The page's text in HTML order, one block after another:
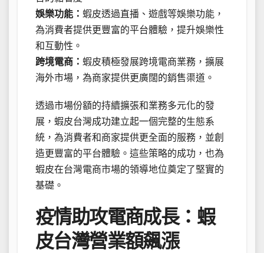
娛樂功能： 蝦皮透過直播、遊戲等娛樂功能，
為消費者提供更豐富的平台體驗，提升娛樂性
和互動性。
跨境電商： 蝦皮積極發展跨境電商業務，擴展
海外市場，為商家提供更廣闊的銷售渠道。
透過市場份額的持續擴張和業務多元化的發
展，蝦皮台灣成功建立起一個完整的生態系
統，為消費者和商家提供更全面的服務，並創
造更豐富的平台體驗。這些策略的成功，也為
蝦皮在台灣電商市場的領導地位奠定了堅實的
基礎。
疫情助攻電商成長：蝦
皮台灣營業額飆漲